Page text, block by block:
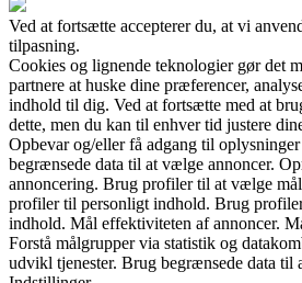
Ved at fortsætte accepterer du, at vi
tilpasning.
Cookies og lignende teknologier gør det
partnere at huske dine præferencer,
indhold til dig. Ved at fortsætte med at
dette, men du kan til enhver tid justere
Opbevar og/eller få adgang til
begrænsede data til at vælge annoncer.
annoncering. Brug profiler til at vælge
profiler til personligt indhold. Brug
indhold. Mål effektiviteten af annoncer.
Forstå målgrupper via statistik og
udvikl tjenester. Brug begrænsede data til